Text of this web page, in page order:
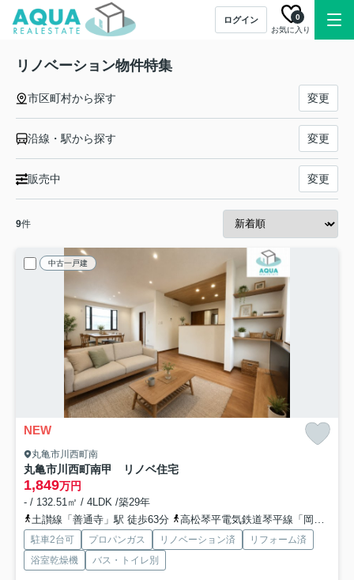
ログイン
お気に入り
0
リノベーション物件特集
市区町村から探す 変更
沿線・駅から探す 変更
販売中 変更
9件
中古一戸建
NEW
丸亀市川西町南
丸亀市川西町南甲 リノベ住宅
1,849万円
- / 132.51㎡ / 4LDK /築29年
土讃線「善通寺」駅 徒歩63分
高松琴平電気鉄道琴平線「岡田」駅 徒歩75分
駐車2台可 プロパンガス リノベーション済
リフォーム済
浴室乾燥機
バス・トイレ別